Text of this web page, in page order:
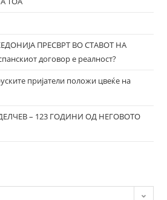
ПРЕСВРТ ВО СТАВОТ НА
договор е реалност?
пријатели положи цвеќе на
– 123 ГОДИНИ ОД НЕГОВОТО